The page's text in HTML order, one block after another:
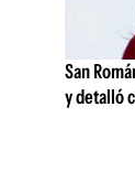
San
y detalló